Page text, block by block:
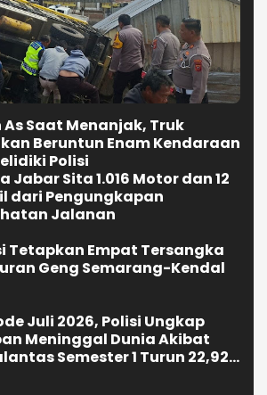
Saat Menanjak, Truk
Beruntun Enam Kendaraan
Polisi
Jabar Sita 1.016 Motor dan 12
dari Pengungkapan
Jalanan
Tetapkan Empat Tersangka
Geng Semarang-Kendal
Juli 2026, Polisi Ungkap
Meninggal Dunia Akibat
Semester 1 Turun 22,92